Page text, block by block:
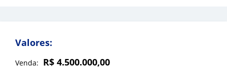
Valores:
Venda: R$ 4.500.000,00